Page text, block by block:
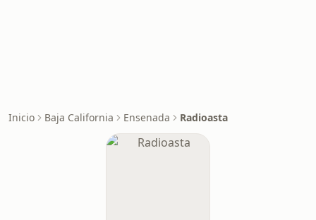
Inicio Baja California Ensenada Radioasta